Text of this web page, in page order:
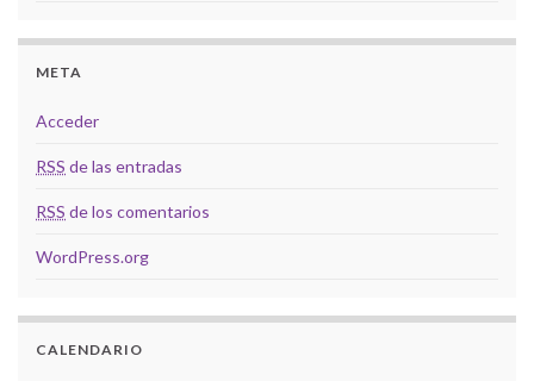
META
Acceder
RSS de las entradas
RSS de los comentarios
WordPress.org
CALENDARIO